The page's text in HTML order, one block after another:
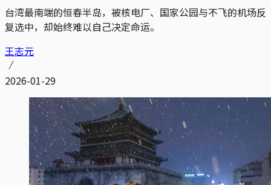
台湾最南端的恒春半岛，被核电厂、国家公园与不飞的机场反
复选中，却始终难以自己决定命运。
王志元
2026-01-29